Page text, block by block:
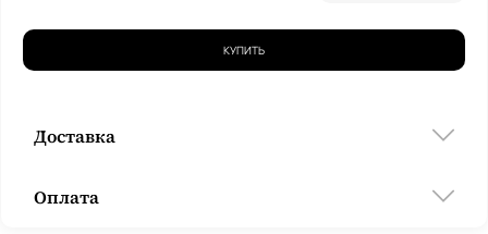
КУПИТЬ
Доставка
Оплата